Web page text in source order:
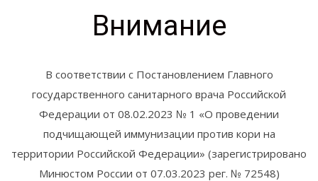
Внимание
В соответствии с Постановлением Главного
государственного санитарного врача Российской
Федерации от 08.02.2023 № 1 «О проведении
подчищающей иммунизации против кори на
территории Российской Федерации» (зарегистрировано
Минюстом России от 07.03.2023 рег. № 72548)